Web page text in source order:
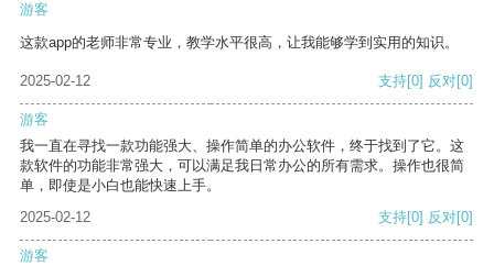
游客
这款app的老师非常专业，教学水平很高，让我能够学到实用的知识。
2025-02-12 支持[0] 反对[0]
游客
我一直在寻找一款功能强大、操作简单的办公软件，终于找到了它。这
款软件的功能非常强大，可以满足我日常办公的所有需求。操作也很简
单，即使是小白也能快速上手。
2025-02-12
支持[0] 反对[0]
游客